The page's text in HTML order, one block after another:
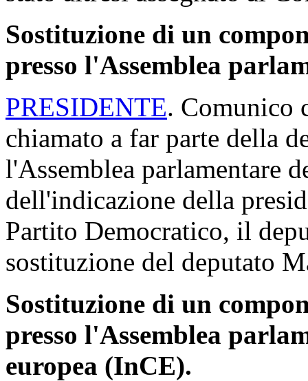
Sostituzione di un
presso l'Assemblea
PRESIDENTE. Comunico
chiamato a far parte della
l'Assemblea parlamentare
dell'indicazione della
Partito Democratico, il
sostituzione del deputato
Sostituzione di un
presso l'Assemblea
europea (InCE).